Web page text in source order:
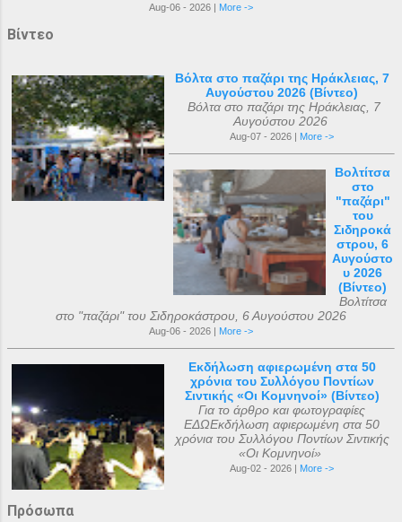
Aug-06 - 2026 | More ->
Βίντεο
Βόλτα στο παζάρι της Ηράκλειας, 7
Αυγούστου 2026 (Βίντεο)
Βόλτα στο παζάρι της Ηράκλειας, 7
Αυγούστου 2026
Aug-07 - 2026 | More ->
Βολτίτσα
στο
"παζάρι"
του
Σιδηροκά
στρου, 6
Αυγούστο
υ 2026
(Βίντεο)
Βολτίτσα
στο "παζάρι" του Σιδηροκάστρου, 6 Αυγούστου 2026
Aug-06 - 2026 | More ->
Εκδήλωση αφιερωμένη στα 50
χρόνια του Συλλόγου Ποντίων
Σιντικής «Οι Κομνηνοί» (Βίντεο)
Για το άρθρο και φωτογραφίες
ΕΔΩΕκδήλωση αφιερωμένη στα 50
χρόνια του Συλλόγου Ποντίων Σιντικής
«Οι Κομνηνοί»
Aug-02 - 2026 | More ->
Πρόσωπα